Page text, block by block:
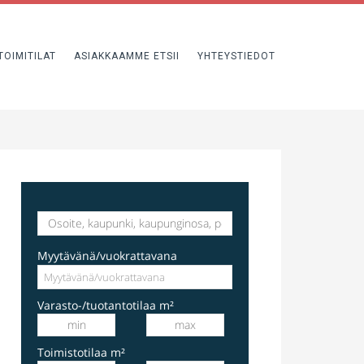
ASIAKKAAMME ETSII YHTEYSTIEDOT
Myytävänä/vuokrattavana
Varasto-/tuotantotilaa m²
Toimistotilaa m²
Hakkilankaari 1, Vantaa, Suomi, Hakkila